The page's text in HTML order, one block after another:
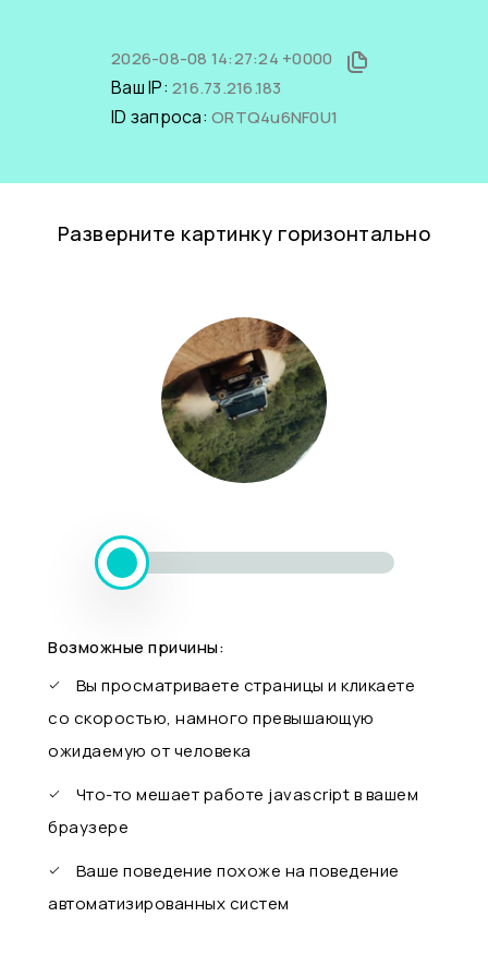
2026-08-08 14:27:24 +0000
Ваш IP: 216.73.216.183
ID запроса: ORTQ4u6NF0U1
Разверните картинку горизонтально
Возможные причины:
Вы просматриваете страницы и кликаете
со скоростью, намного превышающую
ожидаемую от человека
Что-то мешает работе javascript в вашем
браузере
Ваше поведение похоже на поведение
автоматизированных систем